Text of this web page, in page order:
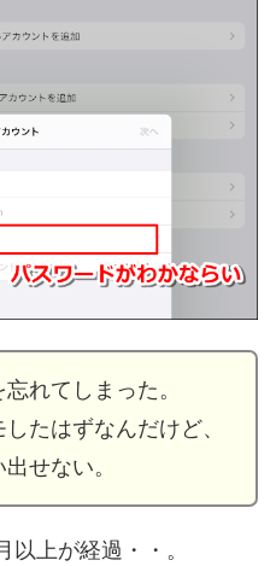
れてしまった。
たはずなんだけど、
せない。
上が経過・・。